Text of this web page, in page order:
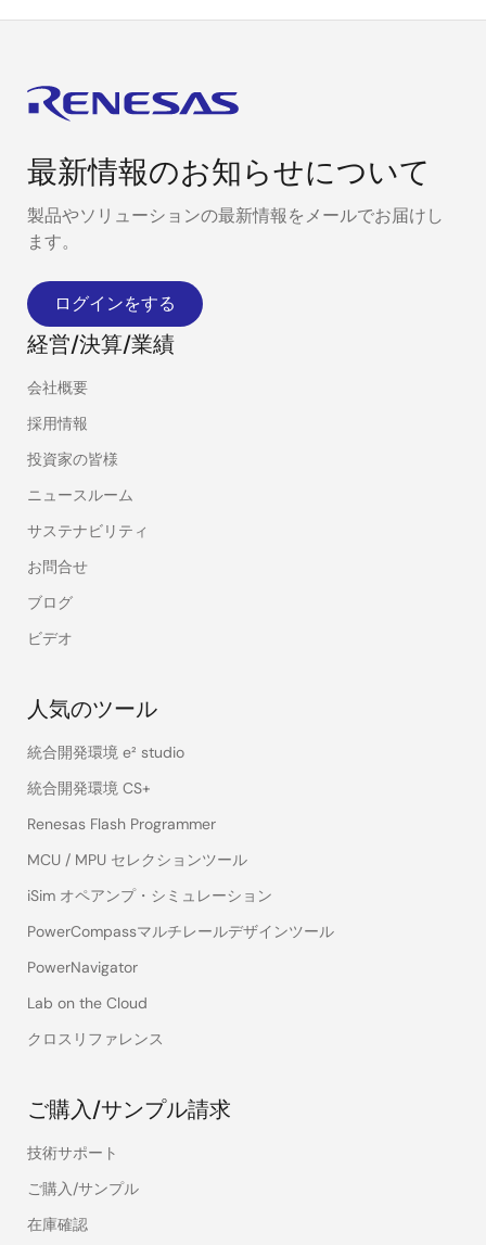
動車、産業から成長分野のインフラやIoTアプリケーシ
より、世界中のお客様の進化するニーズに応えると同
時に、デジタライゼーションを通じてユーザエクスペ
ます。 世界中の人々やコミュニティのために、持続可
取り組んでいます。
の暮らしを楽（ラク）にする」ために、技術の粋を集
めた半導体ソリューションにて、未来を形作っていま
す。
最新情報のお知らせについて
製品やソリューションの最新情報をメールでお届けし
ます。
ログインをする
経営/決算/業績
会社概要
採用情報
投資家の皆様
ニュースルーム
サステナビリティ
お問合せ
ブログ
ビデオ
人気のツール
統合開発環境 e² studio
統合開発環境 CS+
Renesas Flash Programmer
MCU / MPU セレクションツール
iSim オペアンプ・シミュレーション
PowerCompassマルチレールデザインツール
PowerNavigator
Lab on the Cloud
クロスリファレンス
ご購入/サンプル請求
技術サポート
ご購入/サンプル
在庫確認